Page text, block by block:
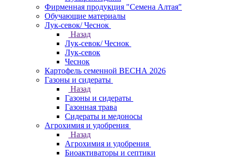
Фирменная продукция "Семена Алтая"
Обучающие материалы
Лук-севок/ Чеснок
Назад
Лук-севок/ Чеснок
Лук-севок
Чеснок
Картофель семенной ВЕСНА 2026
Газоны и сидераты
Назад
Газоны и сидераты
Газонная трава
Сидераты и медоносы
Агрохимия и удобрения
Назад
Агрохимия и удобрения
Биоактиваторы и септики